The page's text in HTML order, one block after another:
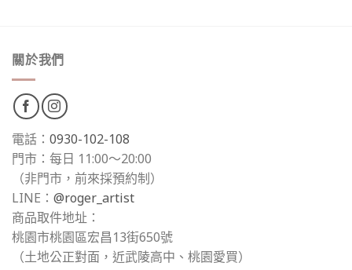
關於我們
電話： 0930-102-108
門市：每日 11:00～20:00
（非門市，前來採預約制）
LINE： @roger_artist
商品取件地址：
桃園市桃園區宏昌13街650號
（土地公正對面，近武陵高中、桃園愛買）